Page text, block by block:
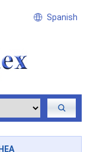
Spanish